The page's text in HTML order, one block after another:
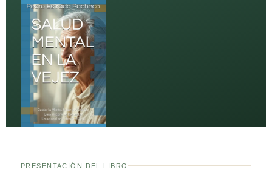
PRESENTACIÓN DEL LIBRO